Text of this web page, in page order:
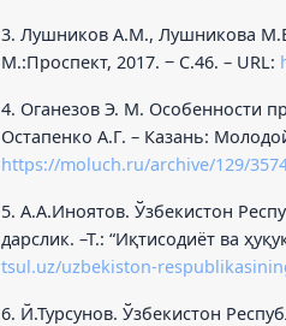
3. Лушников А.М., Лушникова
М.:Проспект, 2017. ‒ С.46. – URL:
4. Оганезов Э. М. Особенности
Остапенко А.Г. – Казань:
https://moluch.ru/archive/129/
5. А.А.Иноятов. Ўзбекистон
дарслик. –Т.: “Иқтисодиёт ва
tsul.uz/uzbekiston-
6. Й.Турсунов. Ўзбекистон